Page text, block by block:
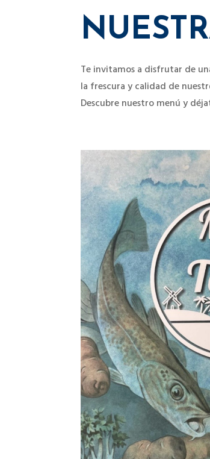
Te invitamos a disfrutar de
la frescura y calidad de
Descubre nuestro menú y